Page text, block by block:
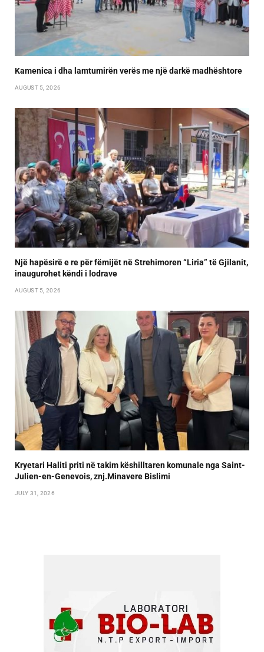
Kamenica i dha lamtumirën verës me një darkë madhështore
AUGUST 5, 2026
Një hapësirë e re për fëmijët në Strehimoren “Liria” të Gjilanit,
inaugurohet këndi i lodrave
AUGUST 5, 2026
Kryetari Haliti priti në takim këshilltaren komunale nga Saint-
Julien-en-Genevois, znj.Minavere Bislimi
JULY 31, 2026